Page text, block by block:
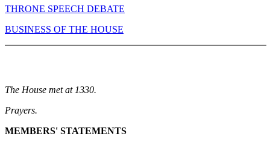
THRONE SPEECH DEBATE
BUSINESS OF THE HOUSE
The House met at 1330.
Prayers.
MEMBERS' STATEMENTS